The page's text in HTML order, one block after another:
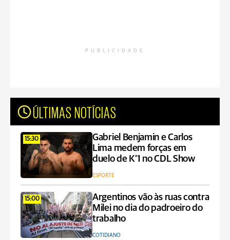
PUBLICIDADE
ÚLTIMAS NOTÍCIAS
15:30
Gabriel Benjamin e Carlos
Lima medem forças em
duelo de K’1 no CDL Show
ESPORTE
15:00
Argentinos vão às ruas contra
Milei no dia do padroeiro do
trabalho
COTIDIANO